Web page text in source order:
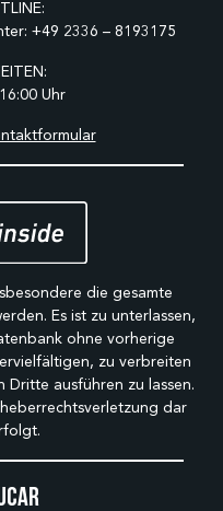
+49 2336 – 8193175
Uhr
die gesamte
Es ist zu unterlassen,
ohne vorherige
zu verbreiten
ausführen zu lassen.
dar